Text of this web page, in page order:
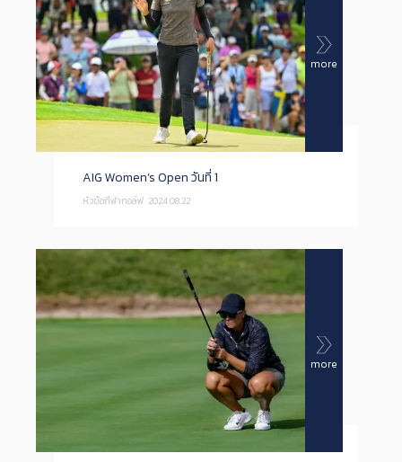
more
AIG Women’s Open วันที่ 1
หัวข้อกีฬากอล์ฟ 2024.08.22
more